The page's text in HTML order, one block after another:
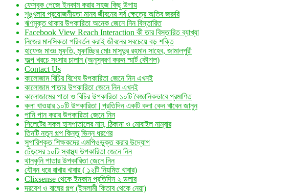
ফেসবুক পেজে ইনকাম করার সহজ কিছু উপায়
শৃঙ্খলার প্রয়োজনীয়তা মানব জীবনের সর্ব ক্ষেত্রে অতিব জরুরি
ঋণমুক্ত থাকার উপকারিতা অনেক জেনে নিন বিস্তারিত
Facebook View Reach Interaction কী তার বিস্তারিত ব্যাখ্যা
নিজের মানসিকতা পরিবর্তন করাই জীবনের সবচেয়ে বড় শক্তি
হাফেজ মাওঃ মুফতি, মুফাচ্ছির মোঃ মাসুদুর রহমান সাহেব, জামালপুরী
অল্প খরচে সংসার চালান (অনুস্বরণ করুন স্মার্ট কৌশল)
Contact Us
কালোজাম বিচির বিশেষ উপকারিতা জেনে নিন এখনই
কালোজাম পাতার উপকারিতা জেনে নিন এখনই
কালোজামের পাতা ও বিচির উপকারিতা ১০টি বৈজ্ঞানিকভাবে প্রমাণিত
কলা খাওয়ার ১০টি উপকারিতা | প্রতিদিন একটি কলা কেন খাবেন জানুন
পানি পান করার উপকারিতা জেনে নিন
সিলেটের সকল হাসপাতালের নাম, ঠিকানা ও মোবাইল নাম্বার
তিনটি নতুন গল্প কিন্তু ভিন্ন ধরণের
সুপারিশকৃত শিক্ষকদের এমপিওভুক্ত করার উদ্যোগ
ঢেঁড়সের ১০টি স্বাস্থ্য উপকারিতা জেনে নিন
থানকুনি পাতার উপকারিতা জেনে নিন
যৌবন ধরে রাখার খাবার ( ১২টি নিয়মিত খাবার)
Clixsense থেকে ইনকাম প্রতিদিন ২ ডলার
দরবেশ ও বাঘের গল্প (ইসলামী কিতাব থেকে নেয়া)